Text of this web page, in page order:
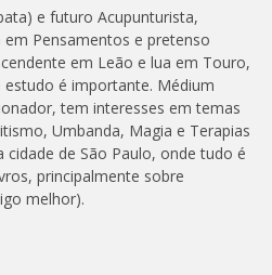
e futuro Acupunturista,
Pensamentos e pretenso
em Leão e lua em Touro,
é importante. Médium
tem interesses em temas
Umbanda, Magia e Terapias
cidade de São Paulo, onde tudo é
principalmente sobre
melhor).